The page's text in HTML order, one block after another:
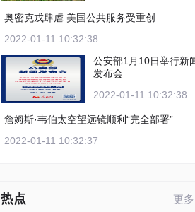
奥密克戎肆虐 美国公共服务受重创
2022-01-11 10:32:38
公安部1月10日举行新
发布会
2022-01-11 10:32:38
詹姆斯·韦伯太空望远镜顺利“完全部署”
2022-01-11 10:32:37
热点 更多